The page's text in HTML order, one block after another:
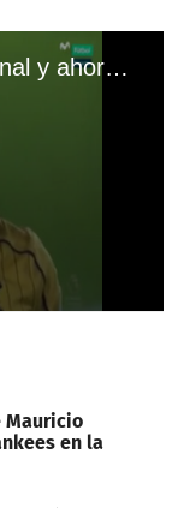
Harry Kane patea horrible penal y ahora pide trabajo en la NFL
Mauricio
en la